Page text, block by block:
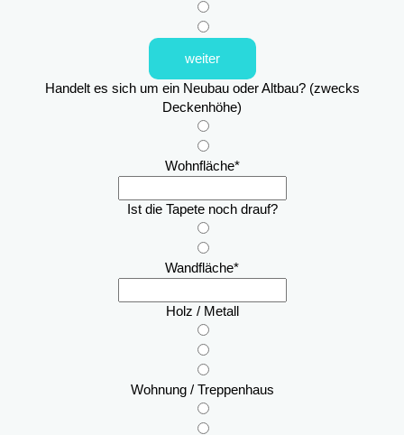
weiter
Handelt es sich um ein Neubau oder Altbau? (zwecks
Deckenhöhe)
Wohnfläche*
Ist die Tapete noch drauf?
Wandfläche*
Holz / Metall
Wohnung / Treppenhaus